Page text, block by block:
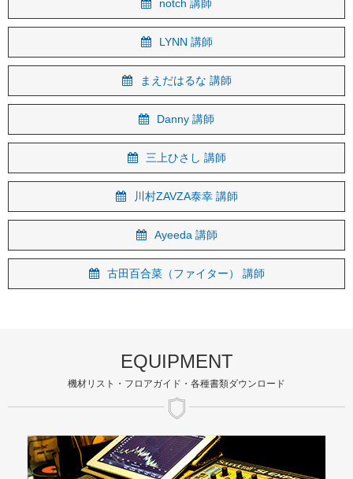
notch 講師
LYNN 講師
まえだはるな 講師
Danny 講師
三上ひさし 講師
川村ZAVZA泰幸 講師
Ayeeda 講師
古田百合菜（ファイター） 講師
EQUIPMENT
機材リスト・フロアガイド・各種書類ダウンロード